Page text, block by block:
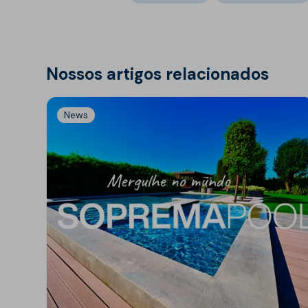
Nossos artigos relacionados
News